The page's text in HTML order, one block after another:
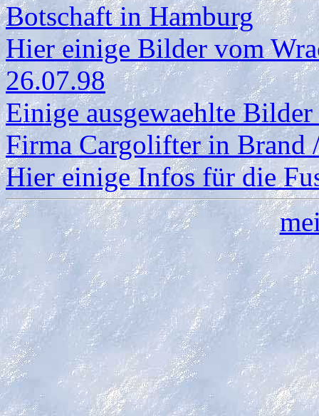
Botschaft in Hamburg
Hier einige Bilder vom
26.07.98
Einige ausgewaehlte
Firma Cargolifter in Brand
Hier einige Infos für die